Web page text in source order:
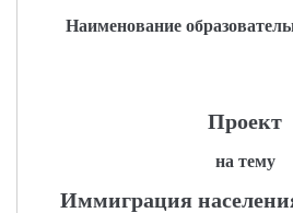
Наименование
Проект
на тему
Иммиграция